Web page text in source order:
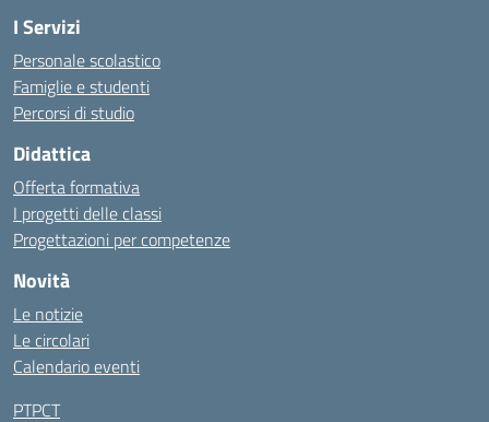
I Servizi
Personale scolastico
Famiglie e studenti
Percorsi di studio
Didattica
Offerta formativa
I progetti delle classi
Progettazioni per competenze
Novità
Le notizie
Le circolari
Calendario eventi
PTPCT